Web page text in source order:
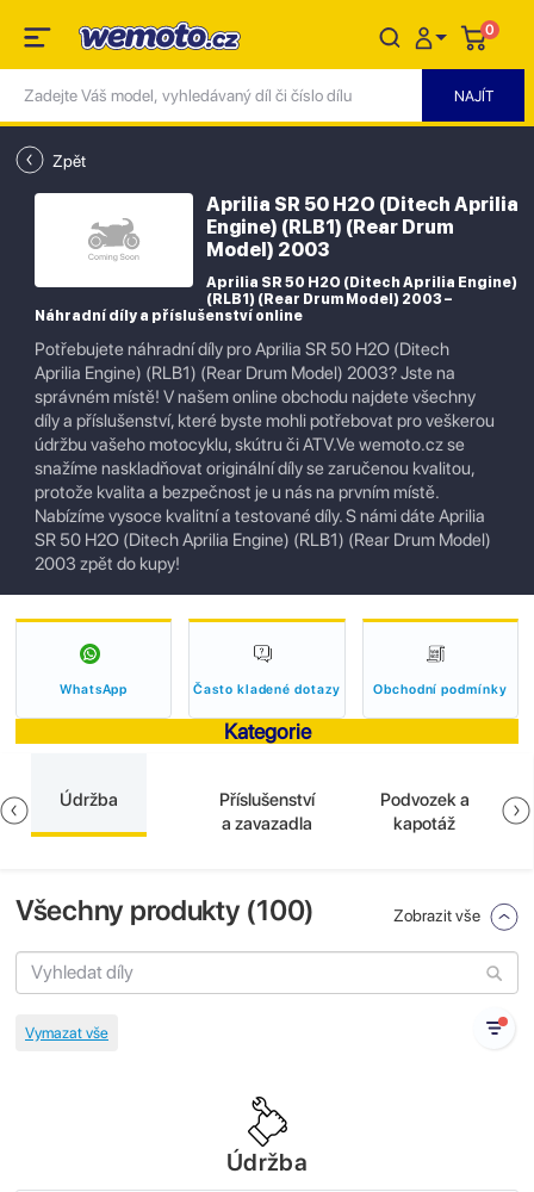
0
Zpět
Aprilia SR 50 H2O (Ditech Aprilia
Engine) (RLB1) (Rear Drum
Model) 2003
Aprilia SR 50 H2O (Ditech Aprilia Engine)
(RLB1) (Rear Drum Model) 2003 –
Náhradní díly a příslušenství online
Potřebujete náhradní díly pro Aprilia SR 50 H2O (Ditech
Aprilia Engine) (RLB1) (Rear Drum Model) 2003? Jste na
správném místě! V našem online obchodu najdete všechny
díly a příslušenství, které byste mohli potřebovat pro veškerou
údržbu vašeho motocyklu, skútru či ATV.Ve wemoto.cz se
snažíme naskladňovat originální díly se zaručenou kvalitou,
protože kvalita a bezpečnost je u nás na prvním místě.
Nabízíme vysoce kvalitní a testované díly. S námi dáte Aprilia
SR 50 H2O (Ditech Aprilia Engine) (RLB1) (Rear Drum Model)
2003 zpět do kupy!
WhatsApp Často kladené dotazy Obchodní podmínky
Kategorie
Údržba
Příslušenství
a zavazadla
Podvozek a
kapotáž
Všechny produkty (100) Zobrazit vše
Údržba